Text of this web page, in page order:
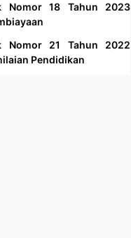
Nomor 18 Tahun 2023
Nomor 21 Tahun 2022
Pendidikan